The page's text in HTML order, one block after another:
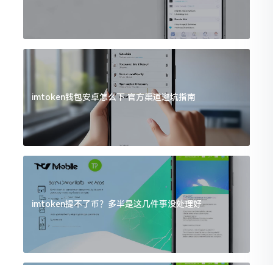
imtoken钱包安卓怎么下 官方渠道避坑指南
imtoken提不了币？多半是这几件事没处理好